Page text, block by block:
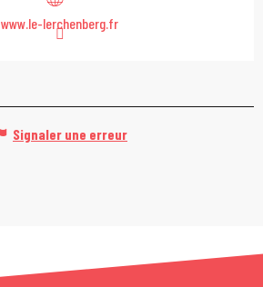
www.le-lerchenberg.fr
Signaler une erreur